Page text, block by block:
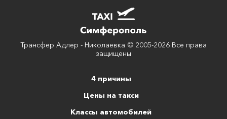
Трансфер Адлер - Николаевка © 2005-2026 Все права
защищены
4 причины
Цены на такси
Классы автомобилей